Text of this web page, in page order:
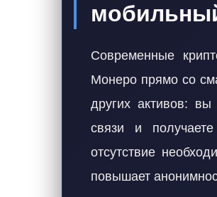
Современные
Монеро прямо со
других активов:
связи и
отсутствие
повышает